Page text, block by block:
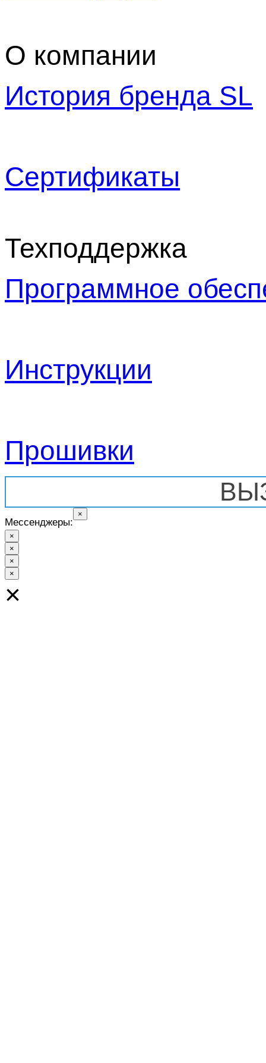
О компании
История бренда SL
Сертификаты
Техподдержка
Программное
Инструкции
Прошивки
Мессенджеры:
×
×
×
×
×
×